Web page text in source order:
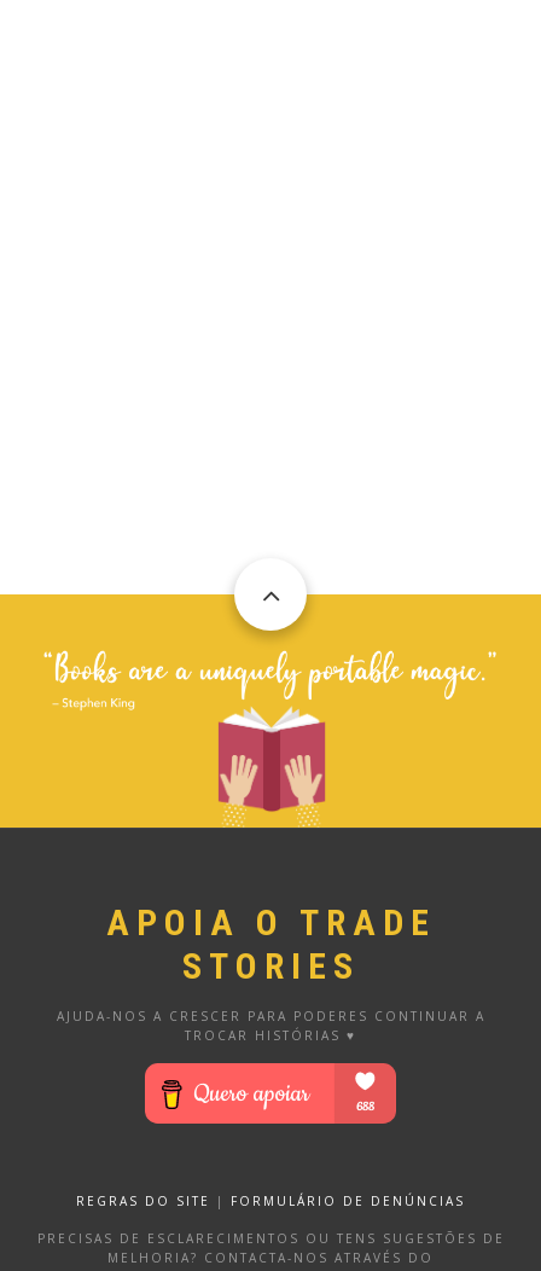
APOIA O TRADE
STORIES
AJUDA-NOS A CRESCER PARA PODERES CONTINUAR A
TROCAR HISTÓRIAS ♥
REGRAS DO SITE | FORMULÁRIO DE DENÚNCIAS
PRECISAS DE ESCLARECIMENTOS OU TENS SUGESTÕES DE
MELHORIA? CONTACTA-NOS ATRAVÉS DO